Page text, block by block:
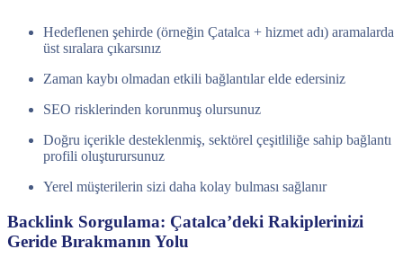
Hedeflenen şehirde (örneğin Çatalca + hizmet adı) aramalarda
üst sıralara çıkarsınız
Zaman kaybı olmadan etkili bağlantılar elde edersiniz
SEO risklerinden korunmuş olursunuz
Doğru içerikle desteklenmiş, sektörel çeşitliliğe sahip bağlantı
profili oluşturursunuz
Yerel müşterilerin sizi daha kolay bulması sağlanır
Backlink Sorgulama: Çatalca’deki Rakiplerinizi
Geride Bırakmanın Yolu